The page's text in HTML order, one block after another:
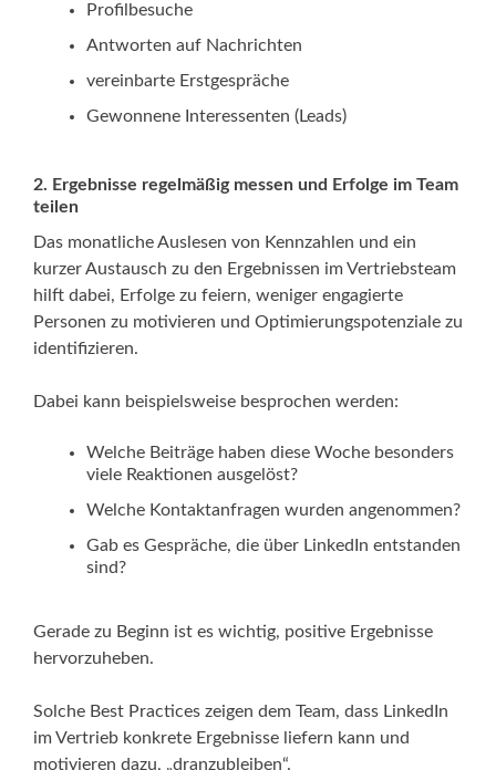
Profilbesuche
Antworten auf Nachrichten
vereinbarte Erstgespräche
Gewonnene Interessenten (Leads)
2. Ergebnisse regelmäßig messen und Erfolge im Team
teilen
Das monatliche Auslesen von Kennzahlen und ein
kurzer Austausch zu den Ergebnissen im Vertriebsteam
hilft dabei, Erfolge zu feiern, weniger engagierte
Personen zu motivieren und Optimierungspotenziale zu
identifizieren.
Dabei kann beispielsweise besprochen werden:
Welche Beiträge haben diese Woche besonders
viele Reaktionen ausgelöst?
Welche Kontaktanfragen wurden angenommen?
Gab es Gespräche, die über LinkedIn entstanden
sind?
Gerade zu Beginn ist es wichtig, positive Ergebnisse
hervorzuheben.
Solche Best Practices zeigen dem Team, dass LinkedIn
im Vertrieb konkrete Ergebnisse liefern kann und
motivieren dazu, „dranzubleiben“.